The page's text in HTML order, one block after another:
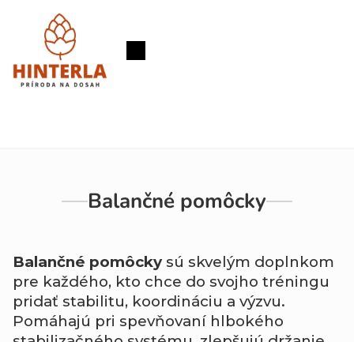
Nákupný
Balančné pomôcky
Balančné pomôckysú skvelým doplnkom
pre každého, kto chce do svojho tréningu
pridať stabilitu, koordináciu a výzvu.
Pomáhajú pri spevňovaní hlbokého